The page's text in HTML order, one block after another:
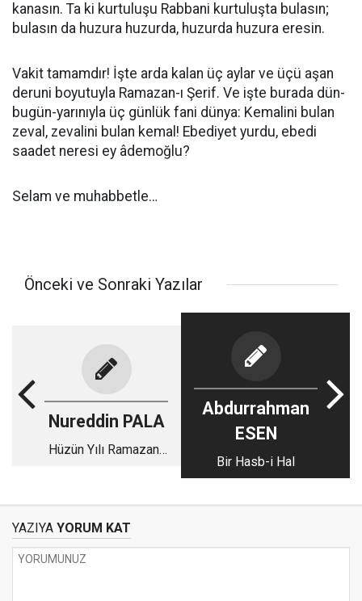
kanasın. Ta ki kurtuluşu Rabbani kurtuluşta bulasın;
bulasın da huzura huzurda, huzurda huzura eresin.
Vakit tamamdır! İşte arda kalan üç aylar ve üçü aşan
deruni boyutuyla Ramazan-ı Şerif. Ve işte burada dün-
bugün-yarınıyla üç günlük fani dünya: Kemalini bulan
zeval, zevalini bulan kemal! Ebediyet yurdu, ebedi
saadet neresi ey âdemoğlu?
Selam ve muhabbetle…
Önceki ve Sonraki Yazılar
Nureddin PALA
Hüzün Yılı Ramazan-
Abdurrahman
ESEN
Bir Hasb-i Hal
YAZIYA YORUM KAT